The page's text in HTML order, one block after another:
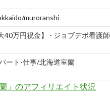
muroranshi
40万円祝金】 - ジョブデポ看護師
ート-仕事/北海道室蘭
| careerjet.jp
」のアフィリエイト状況